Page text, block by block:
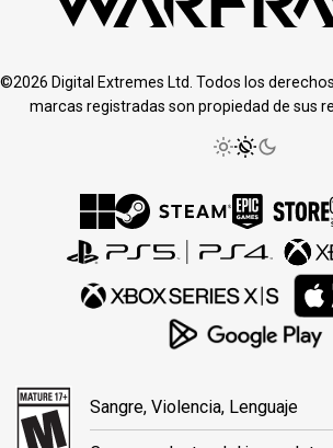
©2026 Digital Extremes Ltd. Todos los
marcas registradas son propiedad de sus
Sangre, Violencia, Lenguaje